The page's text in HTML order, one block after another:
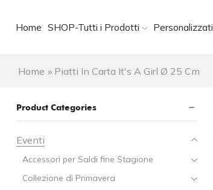
Home SHOP-Tutti i Prodotti Personalizzati
Home » Piatti In Carta It's A Girl Ø 25 Cm
Product Categories
Eventi
Accessori per Saldi fine Stagione
Collezione di Primavera